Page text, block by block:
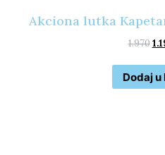
Akciona lutka
1.970
Dodaj u